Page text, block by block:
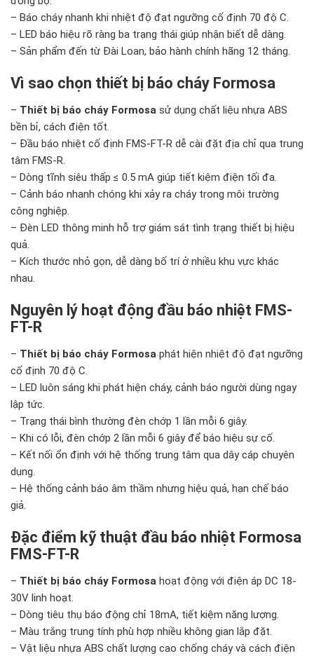
– Báo cháy nhanh khi nhiệt độ đạt ngưỡng cố định 70 độ C.
– LED báo hiệu rõ ràng ba trạng thái giúp nhận biết dễ dàng.
– Sản phẩm đến từ Đài Loan, bảo hành chính hãng 12 tháng.
Vì sao chọn thiết bị báo cháy Formosa
– Thiết bị báo cháy Formosa sử dụng chất liệu nhựa ABS
bền bỉ, cách điện tốt.
– Đầu báo nhiệt cố định FMS-FT-R dễ cài đặt địa chỉ qua trung
tâm FMS-R.
– Dòng tĩnh siêu thấp ≤ 0.5 mA giúp tiết kiệm điện tối đa.
– Cảnh báo nhanh chóng khi xảy ra cháy trong môi trường
công nghiệp.
– Đèn LED thông minh hỗ trợ giám sát tình trạng thiết bị hiệu
quả.
– Kích thước nhỏ gọn, dễ dàng bố trí ở nhiều khu vực khác
nhau.
Nguyên lý hoạt động đầu báo nhiệt FMS-
FT-R
– Thiết bị báo cháy Formosa phát hiện nhiệt độ đạt ngưỡng
cố định 70 độ C.
– LED luôn sáng khi phát hiện cháy, cảnh báo người dùng ngay
lập tức.
– Trạng thái bình thường đèn chớp 1 lần mỗi 6 giây.
– Khi có lỗi, đèn chớp 2 lần mỗi 6 giây để báo hiệu sự cố.
– Kết nối ổn định với hệ thống trung tâm qua dây cáp chuyên
dụng.
– Hệ thống cảnh báo âm thầm nhưng hiệu quả, hạn chế báo
giả.
Đặc điểm kỹ thuật đầu báo nhiệt Formosa
FMS-FT-R
– Thiết bị báo cháy Formosa hoạt động với điện áp DC 18-
30V linh hoạt.
– Dòng tiêu thụ báo động chỉ 18mA, tiết kiệm năng lượng.
– Màu trắng trung tính phù hợp nhiều không gian lắp đặt.
– Vật liệu nhựa ABS chất lượng cao chống cháy và cách điện